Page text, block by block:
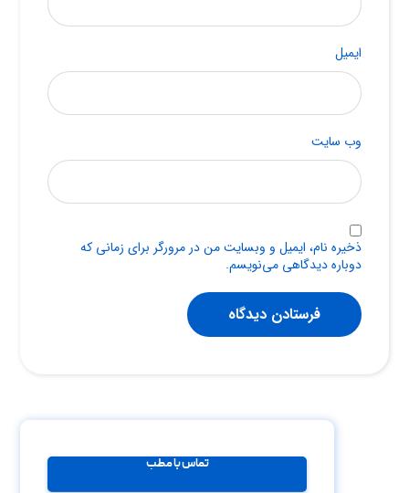
ایمیل
وب‌ سایت
ذخیره نام، ایمیل و وبسایت من در مرورگر برای زمانی که
دوباره دیدگاهی می‌نویسم.
فرستادن دیدگاه
تماس با مطب